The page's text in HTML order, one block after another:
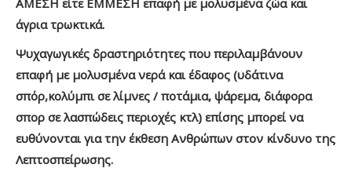
άγρια τρωκτικά.
Ψυχαγωγικές δραστηριότητες που περιλαμβάνουν
επαφή με μολυσμένα νερά και έδαφος (υδάτινα
σπόρ,κολύμπι σε λίμνες / ποτάμια, ψάρεμα, διάφορα
σπορ σε λασπώδεις περιοχές κτλ) επίσης μπορεί να
ευθύνονται για την έκθεση Ανθρώπων στον κίνδυνο της
Λεπτοσπείρωσης.